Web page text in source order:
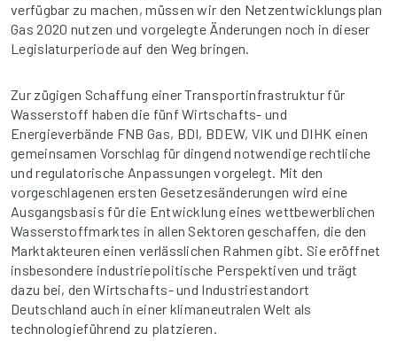
verfügbar zu machen, müssen wir den Netzentwicklungsplan
Gas 2020 nutzen und vorgelegte Änderungen noch in dieser
Legislaturperiode auf den Weg bringen.
Zur zügigen Schaffung einer Transportinfrastruktur für
Wasserstoff haben die fünf Wirtschafts- und
Energieverbände FNB Gas, BDI, BDEW, VIK und DIHK einen
gemeinsamen Vorschlag für dingend notwendige rechtliche
und regulatorische Anpassungen vorgelegt. Mit den
vorgeschlagenen ersten Gesetzesänderungen wird eine
Ausgangsbasis für die Entwicklung eines wettbewerblichen
Wasserstoffmarktes in allen Sektoren geschaffen, die den
Marktakteuren einen verlässlichen Rahmen gibt. Sie eröffnet
insbesondere industriepolitische Perspektiven und trägt
dazu bei, den Wirtschafts- und Industriestandort
Deutschland auch in einer klimaneutralen Welt als
technologieführend zu platzieren.